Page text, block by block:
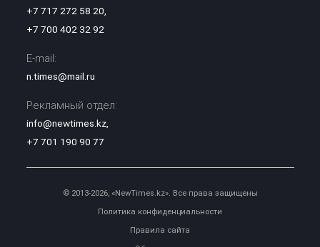
+7 717 272 58 20
+7 700 402 32 92
E-mail:
n.times@mail.ru
Рекламный отдел:
info@newtimes.kz,
+7 701 190 90 77
© 2013-2026, «NewTimes.kz». Все права защищены
Политика конфиденциальности
Правила сайта